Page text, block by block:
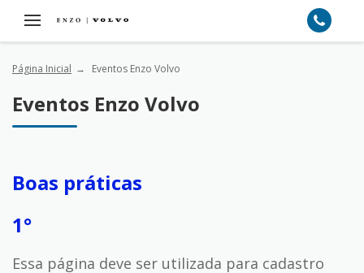
Página Inicial Eventos Enzo Volvo
Eventos Enzo Volvo
Boas práticas
1°
Essa página deve ser utilizada para cadastro